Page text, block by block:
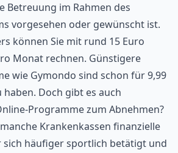
Betreuung im Rahmen des
vorgesehen oder gewünscht ist.
können Sie mit rund 15 Euro
Monat rechnen. Günstigere
wie Gymondo sind schon für 9,99
Doch gibt es auch
Programme zum Abnehmen?
Krankenkassen finanzielle
sich häufiger sportlich betätigt und